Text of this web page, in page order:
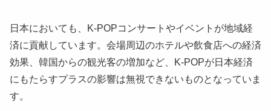
日本においても、K-POPコンサートやイベントが地域経
済に貢献しています。会場周辺のホテルや飲食店への経済
効果、韓国からの観光客の増加など、K-POPが日本経済
にもたらすプラスの影響は無視できないものとなっていま
す。